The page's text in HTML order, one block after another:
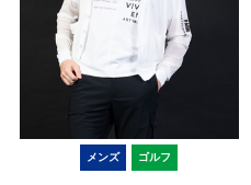
メンズ ゴルフ